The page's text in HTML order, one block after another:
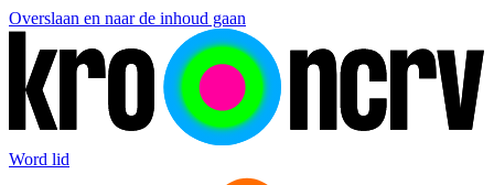
Overslaan en naar de inhoud gaan
Word lid